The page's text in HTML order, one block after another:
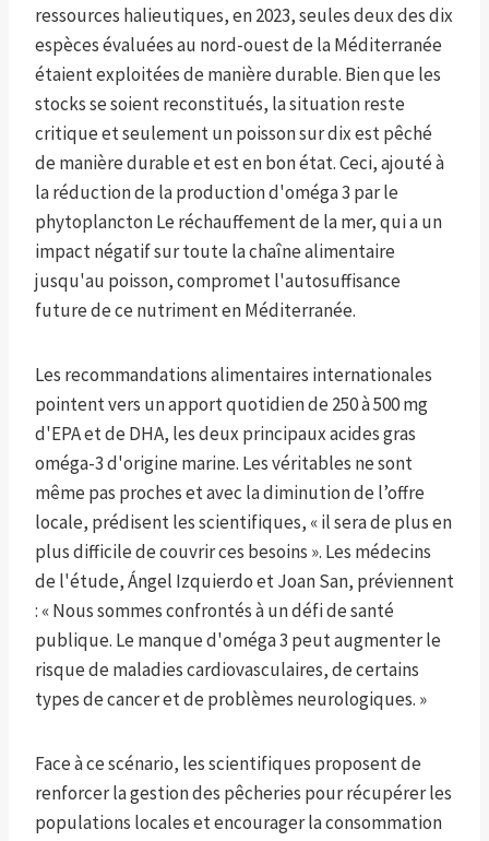
ressources halieutiques, en 2023, seules deux des dix
espèces évaluées au nord-ouest de la Méditerranée
étaient exploitées de manière durable. Bien que les
stocks se soient reconstitués, la situation reste
critique et seulement un poisson sur dix est pêché
de manière durable et est en bon état. Ceci, ajouté à
la réduction de la production d'oméga 3 par le
phytoplanctonLe réchauffement de la mer, qui a un
impact négatif sur toute la chaîne alimentaire
jusqu'au poisson, compromet l'autosuffisance
future de ce nutriment en Méditerranée.
Les recommandations alimentaires internationales
pointent vers un apport quotidien de 250 à 500 mg
d'EPA et de DHA, les deux principaux acides gras
oméga-3 d'origine marine. Les véritables ne sont
même pas proches et avec la diminution de l’offre
locale, prédisent les scientifiques, « il sera de plus en
plus difficile de couvrir ces besoins ». Les médecins
de l'étude, Ángel Izquierdo et Joan San, préviennent
: « Nous sommes confrontés à un défi de santé
publique. Le manque d'oméga 3 peut augmenter le
risque de maladies cardiovasculaires, de certains
types de cancer et de problèmes neurologiques. »
Face à ce scénario, les scientifiques proposent de
renforcer la gestion des pêcheries pour récupérer les
populations locales et encourager la consommation